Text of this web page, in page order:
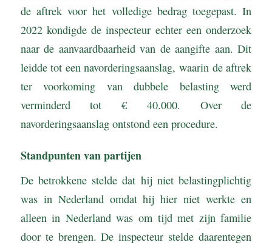
de aftrek voor het volledige bedrag toegepast. In
2022 kondigde de inspecteur echter een onderzoek
naar de aanvaardbaarheid van de aangifte aan. Dit
leidde tot een navorderingsaanslag, waarin de aftrek
ter voorkoming van dubbele belasting werd
verminderd tot € 40.000. Over de
navorderingsaanslag ontstond een procedure.
Standpunten van partijen
De betrokkene stelde dat hij niet belastingplichtig
was in Nederland omdat hij hier niet werkte en
alleen in Nederland was om tijd met zijn familie
door te brengen. De inspecteur stelde daarentegen